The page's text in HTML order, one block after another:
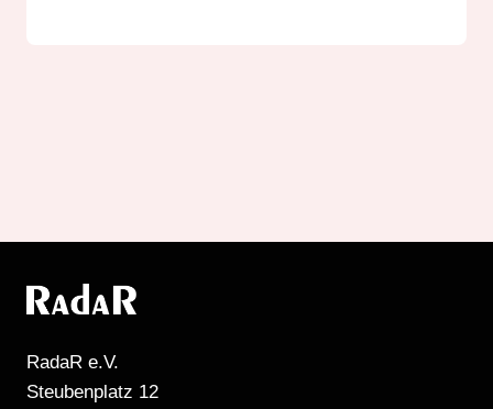
RadaR e.V.
Steubenplatz 12